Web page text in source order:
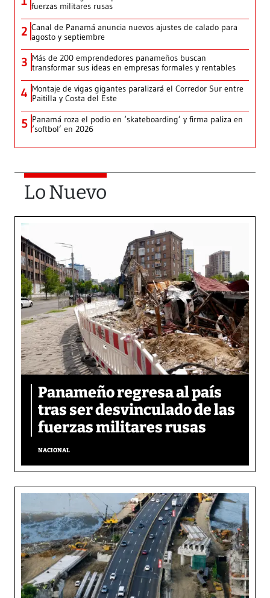
fuerzas militares rusas
2 Canal de Panamá anuncia nuevos ajustes de calado para
agosto y septiembre
3 Más de 200 emprendedores panameños buscan
transformar sus ideas en empresas formales y rentables
4 Montaje de vigas gigantes paralizará el Corredor Sur entre
Paitilla y Costa del Este
5 Panamá roza el podio en ‘skateboarding’ y firma paliza en
‘softbol’ en 2026
Lo Nuevo
Panameño regresa al país
tras ser desvinculado de las
fuerzas militares rusas
NACIONAL